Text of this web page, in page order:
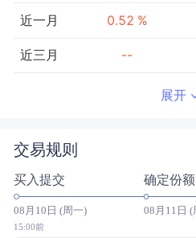
近一月 0.52 %
近三月 --
近三年
近五年 --
今年以来
展开
交易规则
买入提交
08月10日 (周一)
15:00前
确定份额
08月11日 (